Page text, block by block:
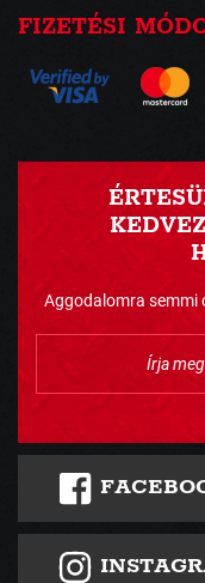
FIZETÉSI
Aggodalomra semmi